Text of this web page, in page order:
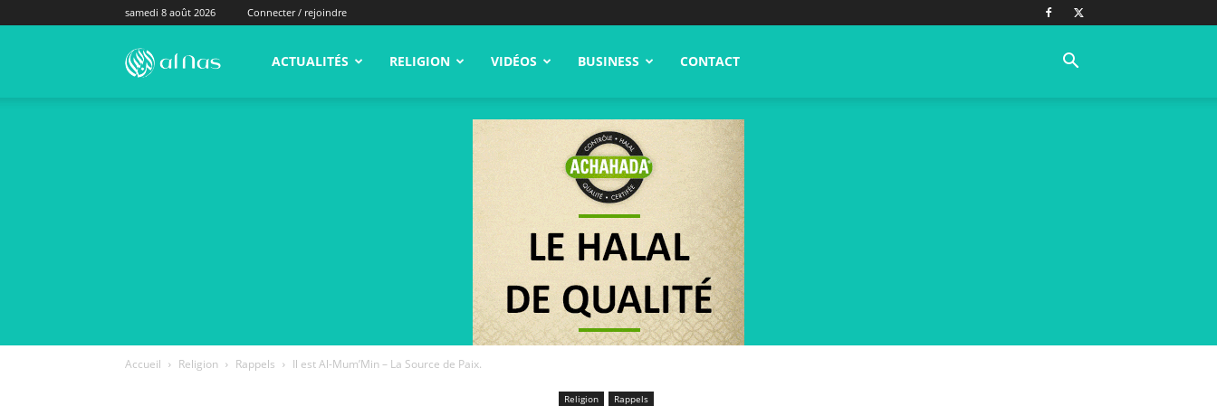
samedi 8 août 2026 Connecter / rejoindre
alNas.fr ACTUALITÉS RELIGION VIDÉOS BUSINESS CONTACT
Accueil Religion Rappels Il est Al-Mum’Min – La Source de Paix.
Religion Rappels